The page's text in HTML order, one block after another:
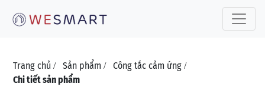
Trang chủ / Sản phẩm / Công tắc cảm ứng /
Chi tiết sản phẩm